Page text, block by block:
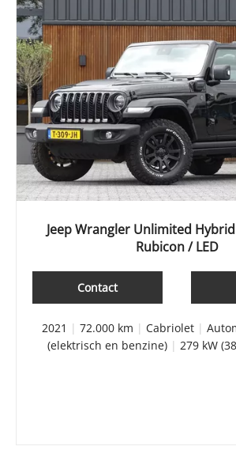
Jeep Wrangler Unlimited
Rubicon / LED
Contact
2021 | 72.000 km | Cabriolet|
(elektrisch en benzine) | 279 kW